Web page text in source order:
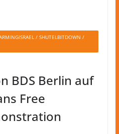
/ SHUTELBITDOWN /
BDS Berlin auf
Free